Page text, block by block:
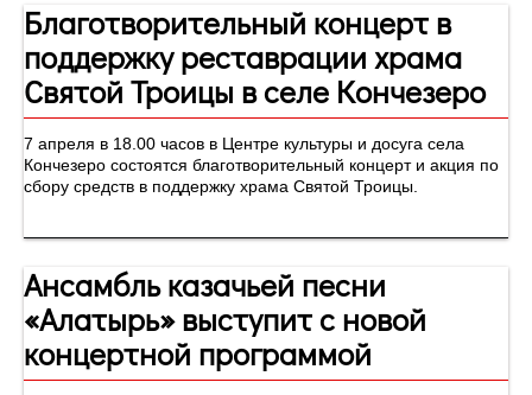
Благотворительный концерт в
поддержку реставрации храма
Святой Троицы в селе Кончезеро
7 апреля в 18.00 часов в Центре культуры и досуга села
Кончезеро состоятся благотворительный концерт и акция по
сбору средств в поддержку храма Святой Троицы.
Ансамбль казачьей песни
«Алатырь» выступит с новой
концертной программой